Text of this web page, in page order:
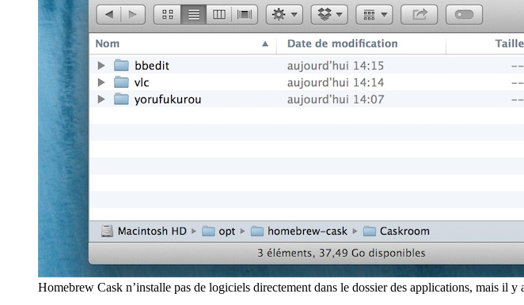
Homebrew Cask n’installe pas de logiciels directement dans le dossier des applications, mais il